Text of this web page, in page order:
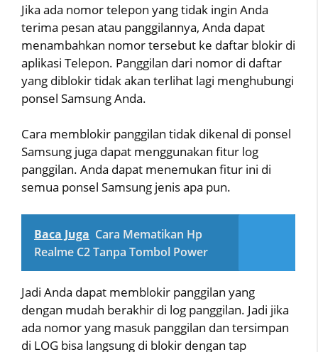
Jika ada nomor telepon yang tidak ingin Anda
terima pesan atau panggilannya, Anda dapat
menambahkan nomor tersebut ke daftar blokir di
aplikasi Telepon. Panggilan dari nomor di daftar
yang diblokir tidak akan terlihat lagi menghubungi
ponsel Samsung Anda.
Cara memblokir panggilan tidak dikenal di ponsel
Samsung juga dapat menggunakan fitur log
panggilan. Anda dapat menemukan fitur ini di
semua ponsel Samsung jenis apa pun.
Baca Juga Cara Mematikan Hp
Realme C2 Tanpa Tombol Power
Jadi Anda dapat memblokir panggilan yang
dengan mudah berakhir di log panggilan. Jadi jika
ada nomor yang masuk panggilan dan tersimpan
di LOG bisa langsung di blokir dengan tap